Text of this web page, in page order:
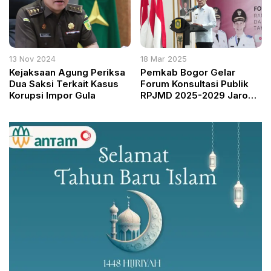
13 Nov 2024
Kejaksaan Agung Periksa
Dua Saksi Terkait Kasus
Korupsi Impor Gula
18 Mar 2025
Pemkab Bogor Gelar
Forum Konsultasi Publik
RPJMD 2025-2029 Jaro
Kebutuhan Masyarakat